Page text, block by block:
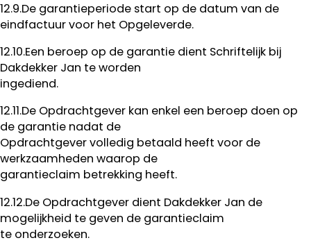
12.9.De garantieperiode start op de datum van de
eindfactuur voor het Opgeleverde.
12.10.Een beroep op de garantie dient Schriftelijk bij
Dakdekker Jan te worden
ingediend.
12.11.De Opdrachtgever kan enkel een beroep doen op
de garantie nadat de
Opdrachtgever volledig betaald heeft voor de
werkzaamheden waarop de
garantieclaim betrekking heeft.
12.12.De Opdrachtgever dient Dakdekker Jan de
mogelijkheid te geven de garantieclaim
te onderzoeken.